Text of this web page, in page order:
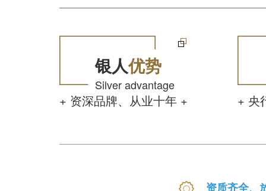
银人优势
Silver advantage
+ 资深品牌、从业十年 + + 央
资质齐全、